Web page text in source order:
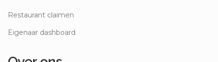
Restaurant claimen
Eigenaar dashboard